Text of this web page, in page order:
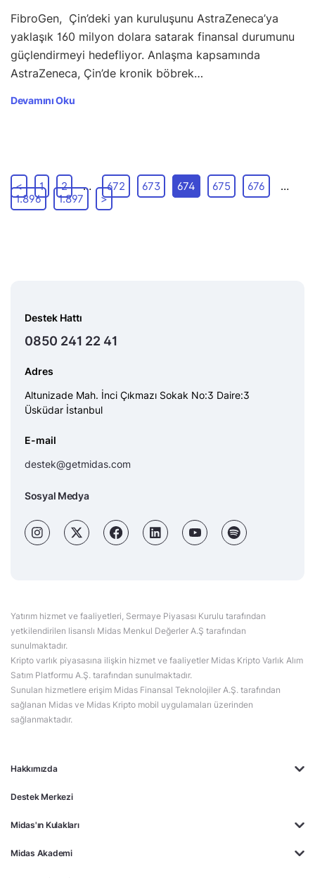
FibroGen, Çin’deki yan kuruluşunu AstraZeneca’ya
yaklaşık 160 milyon dolara satarak finansal durumunu
güçlendirmeyi hedefliyor. Anlaşma kapsamında
AstraZeneca, Çin’de kronik böbrek…
Devamını Oku
< 1 2 … 672 673 674 675 676
…
1.896
1.897 >
Hakkımızda
Destek Merkezi
Midas'ın Kulakları
Midas Akademi
Destek Hattı
0850 241 22 41
Adres
Altunizade Mah. İnci Çıkmazı Sokak No:3 Daire:3
Üsküdar İstanbul
E-mail
destek@getmidas.com
Sosyal Medya
Yatırım hizmet ve faaliyetleri, Sermaye Piyasası Kurulu tarafından
yetkilendirilen lisanslı Midas Menkul Değerler A.Ş tarafından
sunulmaktadır.
Kripto varlık piyasasına ilişkin hizmet ve faaliyetler Midas Kripto Varlık Alım
Satım Platformu A.Ş. tarafından sunulmaktadır.
Sunulan hizmetlere erişim Midas Finansal Teknolojiler A.Ş. tarafından
sağlanan Midas ve Midas Kripto mobil uygulamaları üzerinden
sağlanmaktadır.